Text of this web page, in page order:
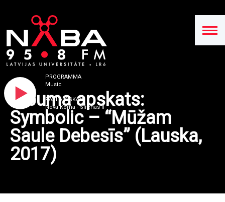
PROGRAMMA
Music
PAŠLAIK SKAN
Nova Koma - Sirenas II
Albuma apskats:
Symbolic – “Mūžam
Saule Debesīs” (Lauska,
2017)